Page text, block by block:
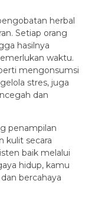
herbal
Setiap orang
hasilnya
waktu.
mengonsumsi
stres, juga
dan
penampilan
kulit secara
baik melalui
hidup, kamu
bercahaya